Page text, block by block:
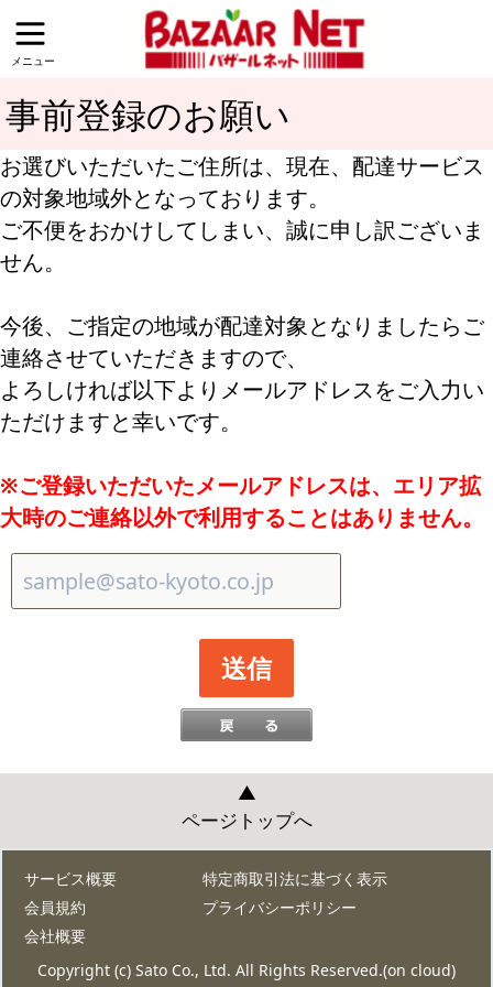
メニュー
事前登録のお願い
お選びいただいたご住所は、現在、配達サービス
の対象地域外となっております。
ご不便をおかけしてしまい、誠に申し訳ございま
せん。
今後、ご指定の地域が配達対象となりましたらご
連絡させていただきますので、
よろしければ以下よりメールアドレスをご入力い
ただけますと幸いです。
※ご登録いただいたメールアドレスは、エリア拡
大時のご連絡以外で利用することはありません。
▲
ページトップへ
サービス概要
特定商取引法に基づく表示
会員規約
プライバシーポリシー
会社概要
Copyright (c) Sato Co., Ltd. All Rights Reserved.(on cloud)